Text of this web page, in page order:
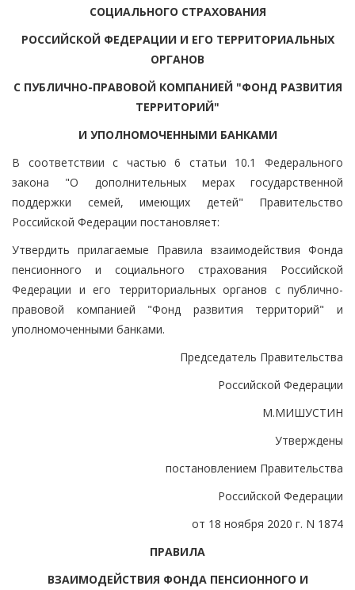
СОЦИАЛЬНОГО СТРАХОВАНИЯ
РОССИЙСКОЙ ФЕДЕРАЦИИ И ЕГО ТЕРРИТОРИАЛЬНЫХ
ОРГАНОВ
С ПУБЛИЧНО-ПРАВОВОЙ КОМПАНИЕЙ "ФОНД РАЗВИТИЯ
ТЕРРИТОРИЙ"
И УПОЛНОМОЧЕННЫМИ БАНКАМИ
В соответствии с частью 6 статьи 10.1 Федерального
закона "О дополнительных мерах государственной
поддержки семей, имеющих детей" Правительство
Российской Федерации постановляет:
Утвердить прилагаемые Правила взаимодействия Фонда
пенсионного и социального страхования Российской
Федерации и его территориальных органов с публично-
правовой компанией "Фонд развития территорий" и
уполномоченными банками.
Председатель Правительства
Российской Федерации
М.МИШУСТИН
Утверждены
постановлением Правительства
Российской Федерации
от 18 ноября 2020 г. N 1874
ПРАВИЛА
ВЗАИМОДЕЙСТВИЯ ФОНДА ПЕНСИОННОГО И